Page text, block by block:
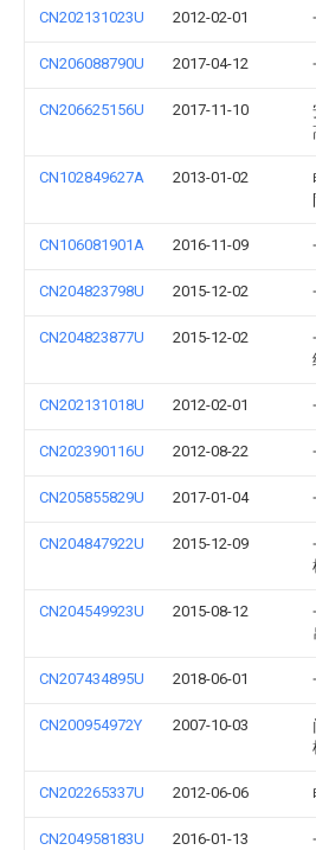
CN202131023U 2012-02-01
CN206088790U 2017-04-12
CN206625156U 2017-11-10
CN102849627A 2013-01-02
CN106081901A 2016-11-09
CN204823798U 2015-12-02
CN204823877U 2015-12-02
CN202131018U 2012-02-01
CN202390116U 2012-08-22
CN205855829U 2017-01-04
CN204847922U 2015-12-09
CN204549923U 2015-08-12
CN207434895U 2018-06-01
CN200954972Y 2007-10-03
CN202265337U 2012-06-06
CN204958183U 2016-01-13